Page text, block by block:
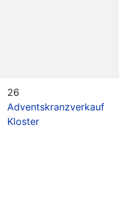
26
Adventskranzverkauf
Kloster